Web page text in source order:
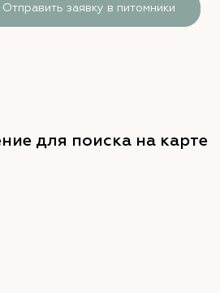
Отправить заявку в питомники
для поиска на карте